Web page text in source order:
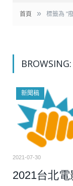
首頁 » 標籤為 "
BROWSING:
新聞稿
2021-07-30
2021台北